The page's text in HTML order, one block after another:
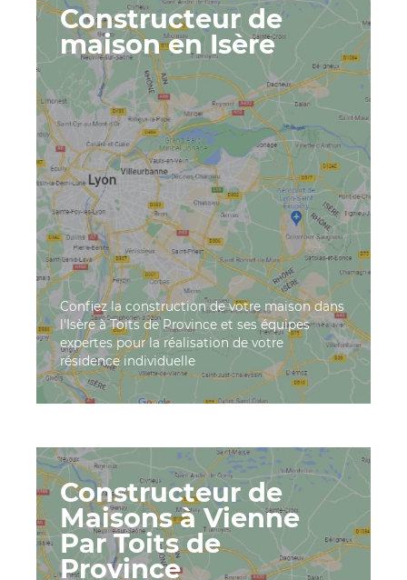
Constructeur de
maison en Isère
Confiez la construction de votre maison dans
l'Isère à Toits de Province et ses équipes
expertes pour la réalisation de votre
résidence individuelle
Constructeur de
Maisons à Vienne
Par Toits de
Province